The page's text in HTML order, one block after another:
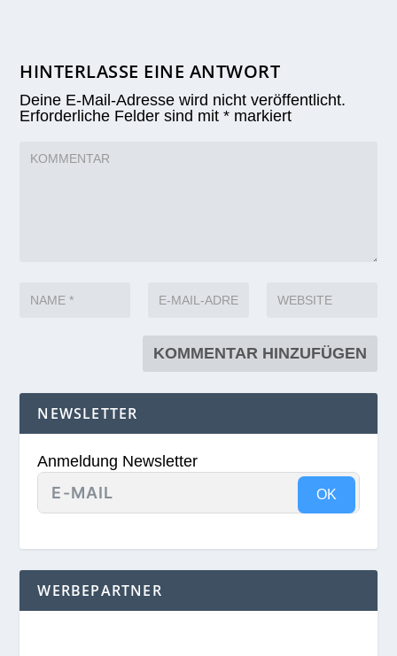
HINTERLASSE EINE ANTWORT
Deine E-Mail-Adresse wird nicht veröffentlicht.
Erforderliche Felder sind mit* markiert
NEWSLETTER
Anmeldung Newsletter
OK
WERBEPARTNER